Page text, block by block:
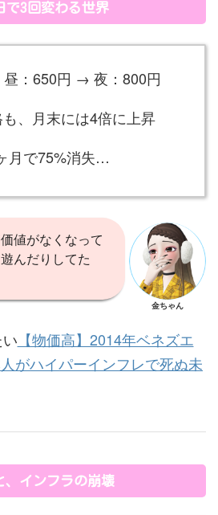
で3回変わる世界
：650円 → 夜：800円
、月末には4倍に上昇
月で75%消失…
値がなくなって
んだりしてた
金ちゃん
【物価高】2014年ベネズエ
がハイパーインフレで死ぬ未
、インフラの崩壊